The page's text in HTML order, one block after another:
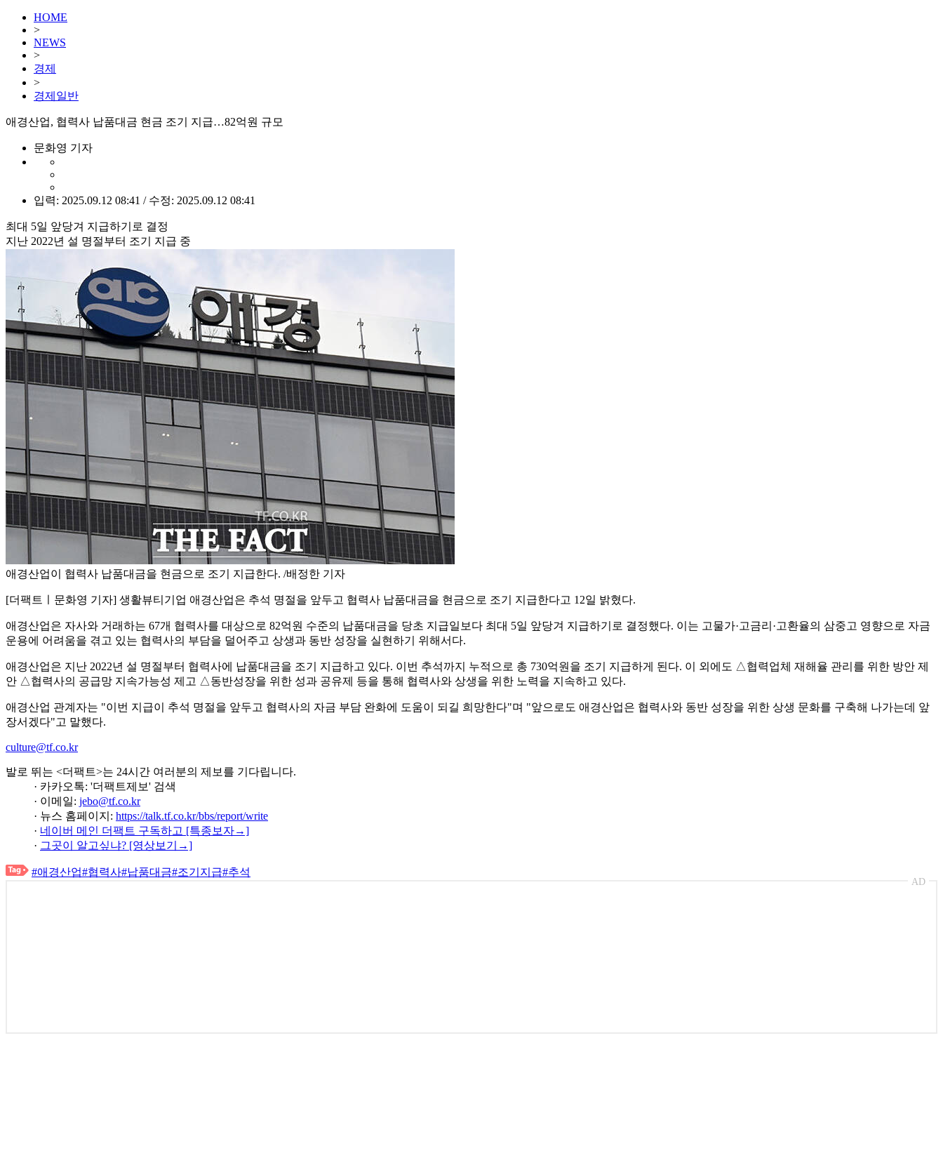
HOME
>
NEWS
>
경제
>
경제일반
애경산업, 협력사 납품대금 현금 조기 지급…82억원 규모
문화영 기자
입력: 2025.09.12 08:41 / 수정: 2025.09.12 08:41
최대 5일 앞당겨 지급하기로 결정
지난 2022년 설 명절부터 조기 지급 중
애경산업이 협력사 납품대금을 현금으로 조기 지급한다. /배정한 기자
[더팩트ㅣ문화영 기자] 생활뷰티기업 애경산업은 추석 명절을 앞두고 협력사 납품대금을 현금으로 조기 지급한다고 12일 밝혔다.
애경산업은 자사와 거래하는 67개 협력사를 대상으로 82억원 수준의 납품대금을 당초 지급일보다 최대 5일 앞당겨 지급하기로 결정했다. 이는 고물가·고금리·고환율의 삼중고 영향으로 자금
운용에 어려움을 겪고 있는 협력사의 부담을 덜어주고 상생과 동반 성장을 실현하기 위해서다.
애경산업은 지난 2022년 설 명절부터 협력사에 납품대금을 조기 지급하고 있다. 이번 추석까지 누적으로 총 730억원을 조기 지급하게 된다. 이 외에도 △협력업체 재해율 관리를 위한 방안 제
안 △협력사의 공급망 지속가능성 제고 △동반성장을 위한 성과 공유제 등을 통해 협력사와 상생을 위한 노력을 지속하고 있다.
애경산업 관계자는 "이번 지급이 추석 명절을 앞두고 협력사의 자금 부담 완화에 도움이 되길 희망한다"며 "앞으로도 애경산업은 협력사와 동반 성장을 위한 상생 문화를 구축해 나가는데 앞
장서겠다"고 말했다.
culture@tf.co.kr
발로 뛰는 <더팩트>는 24시간 여러분의 제보를 기다립니다.
· 카카오톡: '더팩트제보' 검색
· 이메일: jebo@tf.co.kr
· 뉴스 홈페이지: https://talk.tf.co.kr/bbs/report/write
· 네이버 메인 더팩트 구독하고 [특종보자→]
· 그곳이 알고싶냐? [영상보기→]
#애경산업#협력사#납품대금#조기지급#추석
AD